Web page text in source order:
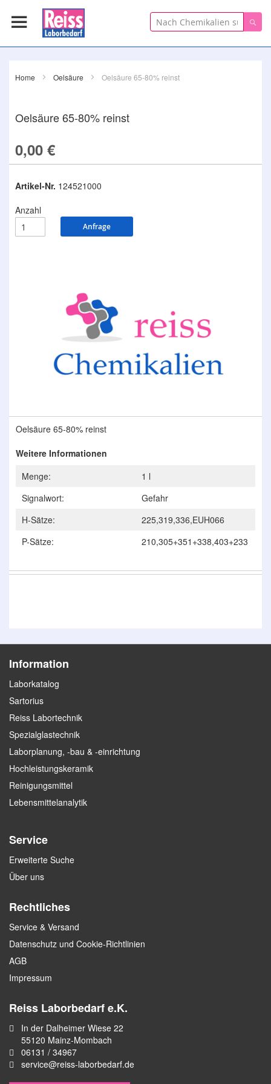
Suche
Home Oelsäure Oelsäure 65-80% reinst
Oelsäure 65-80% reinst
0,00 €
Artikel-Nr. 124521000
Anzahl
Anfrage
Anfang
Bildergalerie
springen
Oelsäure 65-80% reinst
Weitere Informationen
Menge:
1 l
Signalwort:
Gefahr
H-Sätze:
225,319,336,EUH066
P-Sätze:
210,305+351+338,403+233
Information
Laborkatalog
Sartorius
Reiss Labortechnik
Spezialglastechnik
Laborplanung, -bau & -einrichtung
Hochleistungskeramik
Reinigungsmittel
Lebensmittelanalytik
Service
Erweiterte Suche
Über uns
Rechtliches
Service & Versand
Datenschutz und Cookie-Richtlinien
AGB
Impressum
Reiss Laborbedarf e.K.
In der Dalheimer Wiese 22
55120 Mainz-Mombach
06131 / 34967
service@reiss-laborbedarf.de